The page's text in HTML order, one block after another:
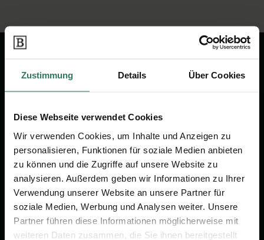
Zustimmung Details Über Cookies
Diese Webseite verwendet Cookies
Wir verwenden Cookies, um Inhalte und Anzeigen zu
personalisieren, Funktionen für soziale Medien anbieten
zu können und die Zugriffe auf unsere Website zu
analysieren. Außerdem geben wir Informationen zu Ihrer
Verwendung unserer Website an unsere Partner für
soziale Medien, Werbung und Analysen weiter. Unsere
Partner führen diese Informationen möglicherweise mit
weiteren Daten zusammen, die Sie ihnen bereitgestellt
Wir sind Ihr Ansprechpartner rund
Vorsorge.
Jetzt beraten lassen
FÜR SIE
Vergleich
FÜR BESTATTER
Online-Portal